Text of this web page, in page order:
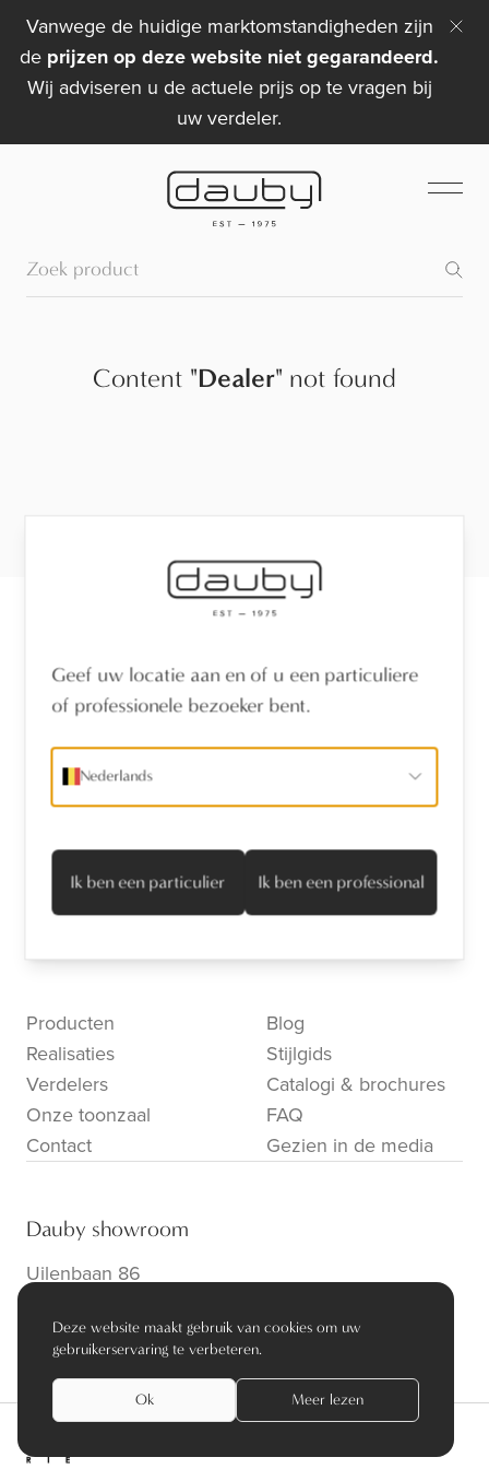
Vanwege de huidige marktomstandigheden zijn
de prijzen op deze website niet gegarandeerd.
Wij adviseren u de actuele prijs op te vragen bij
uw verdeler.
Content "Dealer" not found
Ik ga akkoord met het privacyvoorwaarden
Producten
Realisaties
Verdelers
Onze toonzaal
Contact
Blog
Stijlgids
Catalogi & brochures
FAQ
Gezien in de media
Dauby showroom
Uilenbaan 86
info@dauby.be|+32 3 354 16 86
Deze website maakt gebruik van cookies om uw
gebruikerservaring te verbeteren.
Ok Meer lezen
Geef uw locatie aan en of u een particuliere
of professionele bezoeker bent.
Nederlands
Ik ben een particulier Ik ben een professional